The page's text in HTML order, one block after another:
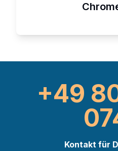
+49
Kontakt für